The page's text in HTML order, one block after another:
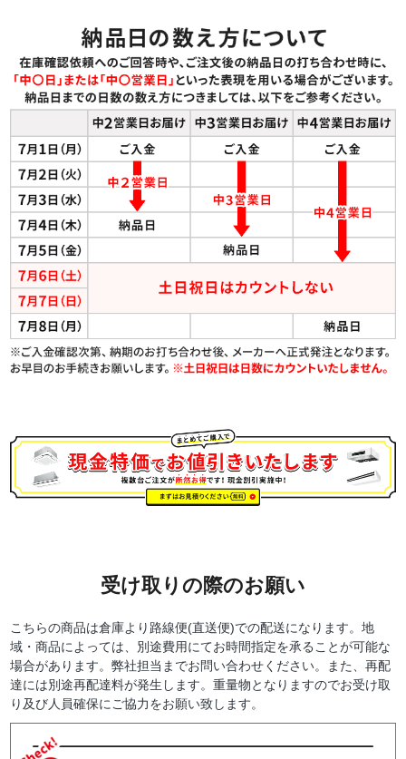
受け取りの際のお願い
こちらの商品は倉庫より路線便(直送便)での配送になります。地
域・商品によっては、別途費用にてお時間指定を承ることが可能な
場合があります。弊社担当までお問い合わせください。また、再配
達には別途再配達料が発生します。重量物となりますのでお受け取
り及び人員確保にご協力をお願い致します。